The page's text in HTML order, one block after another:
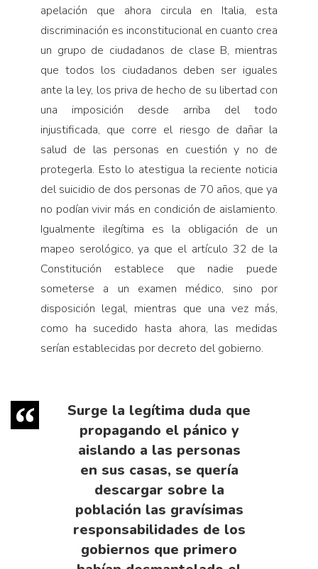
apelación que ahora circula en Italia, esta
discriminación es inconstitucional en cuanto crea
un grupo de ciudadanos de clase B, mientras
que todos los ciudadanos deben ser iguales
ante la ley, los priva de hecho de su libertad con
una imposición desde arriba del todo
injustificada, que corre el riesgo de dañar la
salud de las personas en cuestión y no de
protegerla. Esto lo atestigua la reciente noticia
del suicidio de dos personas de 70 años, que ya
no podían vivir más en condición de aislamiento.
Igualmente ilegítima es la obligación de un
mapeo serológico, ya que el artículo 32 de la
Constitución establece que nadie puede
someterse a un examen médico, sino por
disposición legal, mientras que una vez más,
como ha sucedido hasta ahora, las medidas
serían establecidas por decreto del gobierno.
Surge la legítima duda que
propagando el pánico y
aislando a las personas
en sus casas, se quería
descargar sobre la
población las gravísimas
responsabilidades de los
gobiernos que primero